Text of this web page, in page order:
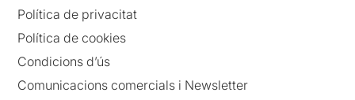
Política de privacitat
Política de cookies
Condicions d’ús
Comunicacions comercials i Newsletter